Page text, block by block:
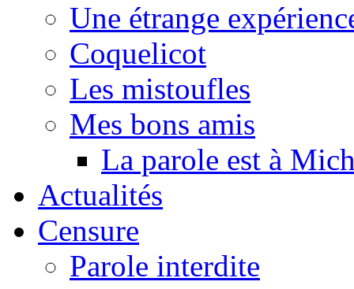
Une étrange
Coquelicot
Les mistoufles
Mes bons amis
La parole est à
Actualités
Censure
Parole interdite